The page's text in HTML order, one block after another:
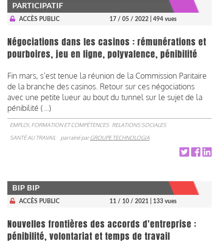
PARTICIPATIF
ACCÈS PUBLIC 17 / 05 / 2022 | 494 vues
Négociations dans les casinos : rémunérations et
pourboires, jeu en ligne, polyvalence, pénibilité
Fin mars, s’est tenue la réunion de la Commission Paritaire
de la branche des casinos. Retour sur ces négociations
avec une petite lueur au bout du tunnel sur le sujet de la
pénibilité (...)
EMPLOI, FORMATION ET COMPÉTENCES RELATIONS SOCIALES
SANTÉ AU TRAVAIL
parrainé parGROUPE TECHNOLOGIA
BIP BIP
ACCÈS PUBLIC 11 / 10 / 2021 | 133 vues
Nouvelles frontières des accords d'entreprise :
pénibilité, volontariat et temps de travail